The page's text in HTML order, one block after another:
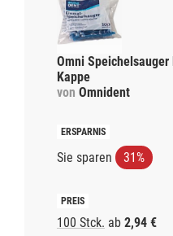
Omni
Kappe
von Omnident
Sie sparen 31%
100 Stck. ab 2,94 €